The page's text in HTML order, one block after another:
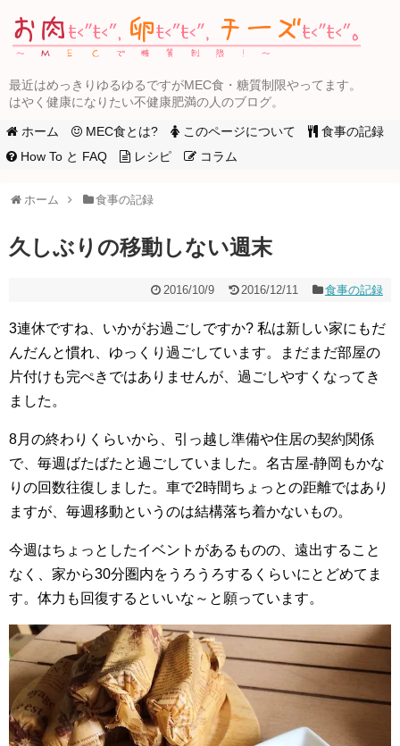
最近はめっきりゆるゆるですがMEC食・糖質制限やってます。
はやく健康になりたい不健康肥満の人のブログ。
ホーム MEC食とは? このページについて
食事の記録
How To と FAQ
レシピ コラム
ホーム 食事の記録
久しぶりの移動しない週末
2016/10/9 2016/12/11 食事の記録
3連休ですね、いかがお過ごしですか? 私は新しい家にもだ
んだんと慣れ、ゆっくり過ごしています。まだまだ部屋の
片付けも完ぺきではありませんが、過ごしやすくなってき
ました。
8月の終わりくらいから、引っ越し準備や住居の契約関係
で、毎週ばたばたと過ごしていました。名古屋-静岡もかな
りの回数往復しました。車で2時間ちょっとの距離ではあり
ますが、毎週移動というのは結構落ち着かないもの。
今週はちょっとしたイベントがあるものの、遠出すること
なく、家から30分圏内をうろうろするくらいにとどめてま
す。体力も回復するといいな～と願っています。